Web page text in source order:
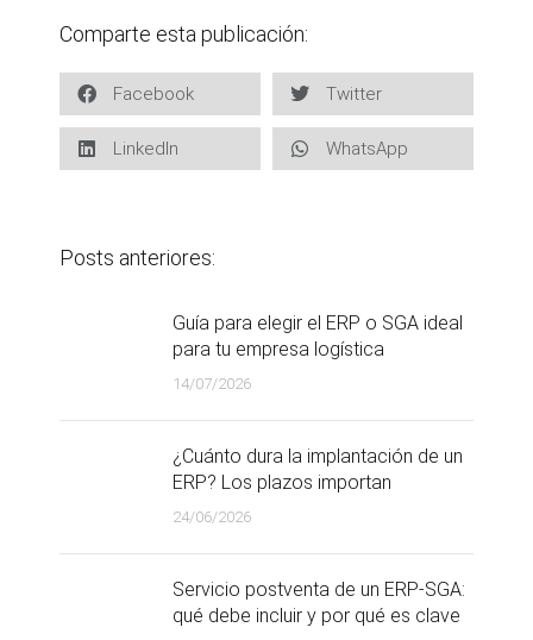
Comparte esta publicación:
Facebook Twitter
LinkedIn WhatsApp
Posts anteriores:
Guía para elegir el ERP o SGA ideal
para tu empresa logística
14/07/2026
¿Cuánto dura la implantación de un
ERP? Los plazos importan
24/06/2026
Servicio postventa de un ERP-SGA:
qué debe incluir y por qué es clave